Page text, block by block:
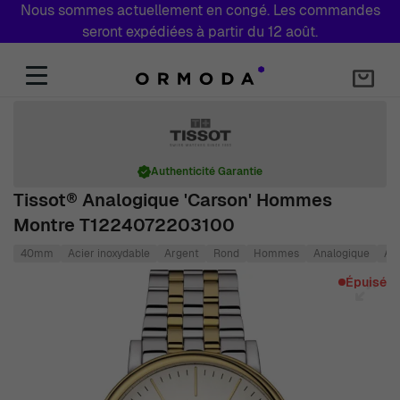
Nous sommes actuellement en congé. Les commandes
seront expédiées à partir du 12 août.
Tissot® Analogique 'Carson' Hommes
Montre T1224072203100
Authenticité Garantie
40mm Acier inoxydable Argent Rond Hommes Analogique
Épuisé
Click to view image in fullscreen